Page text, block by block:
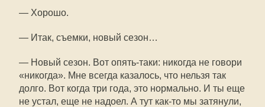
— Хорошо.
— Итак, съемки, новый сезон…
— Новый сезон. Вот опять-таки: никогда не говори
«никогда». Мне всегда казалось, что нельзя так
долго. Вот когда три года, это нормально. И ты еще
не устал, еще не надоел. А тут как-то мы затянули,